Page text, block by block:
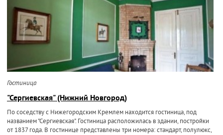
Гостиница
"Сергиевская" (Нижний Новгород)
По соседству с Нижегородским Кремлем находится гостиница, под
названием "Сергиевская". Гостиница расположилась в здании, постройки
от 1837 года. В гостинице представлены три номера: стандарт, полулюкс,